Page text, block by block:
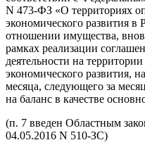
N 473-ФЗ «О территориях
экономического развития
отношении имущества,
рамках реализации
деятельности на
экономического развития,
месяца, следующего за
на баланс в качестве
(п. 7 введен Областным
04.05.2016 N 510-ЗС)